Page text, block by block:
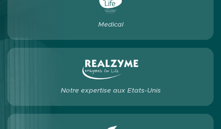
Medical
Notre expertise aux Etats-Unis